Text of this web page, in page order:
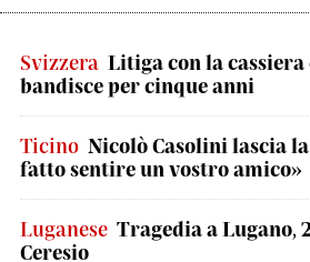
Svizzera Litiga con la cassiera
bandisce per cinque anni
Ticino Nicolò Casolini lascia
fatto sentire un vostro amico»
Luganese Tragedia a Lugano,
Ceresio